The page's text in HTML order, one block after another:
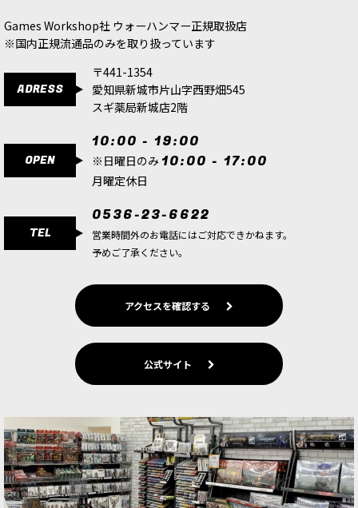
2点
こちらは、送料無料・会員割引・クーポン割引対
単なるゲームやホビーではない。 『ウォーハンマ
ー40,000：コンバットパトロール』を通してこの
世界…
Games Workshop社 ウォーハンマー正規取扱店
※国内正規流通品のみを取り扱っています
ADRESS
〒441-1354
愛知県新城市片山字西野畑545
スギ薬局新城店2階
OPEN
10:00 - 19:00
※日曜日のみ 10:00 - 17:00
月曜定休日
TEL
0536-23-6622
営業時間外のお電話にはご対応できかねます。
予めご了承ください。
アクセスを確認する
公式サイト